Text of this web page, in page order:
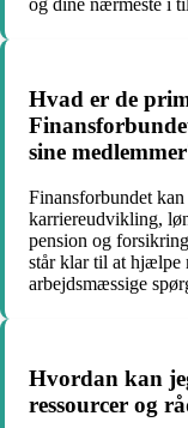
og dine nærmeste i
Hvad er de
sine
Finansforbundet
karriereudvikling,
pension og
står klar til at hjælpe
arbejdsmæssige
Hvordan kan
ressourcer og